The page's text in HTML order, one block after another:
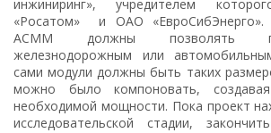
инжиниринг», учредителем
«Росатом» и ОАО «ЕвроСибЭнерго».
АСММ должны позволять
железнодорожным или
сами модули должны быть таких
можно было компоновать,
необходимой мощности. Пока проект
исследовательской стадии,